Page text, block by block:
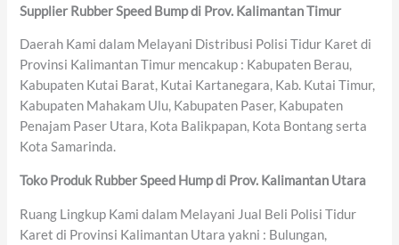
Supplier Rubber Speed Bump di Prov. Kalimantan Timur
Daerah Kami dalam Melayani Distribusi Polisi Tidur Karet di
Provinsi Kalimantan Timur mencakup : Kabupaten Berau,
Kabupaten Kutai Barat, Kutai Kartanegara, Kab. Kutai Timur,
Kabupaten Mahakam Ulu, Kabupaten Paser, Kabupaten
Penajam Paser Utara, Kota Balikpapan, Kota Bontang serta
Kota Samarinda.
Toko Produk Rubber Speed Hump di Prov. Kalimantan Utara
Ruang Lingkup Kami dalam Melayani Jual Beli Polisi Tidur
Karet di Provinsi Kalimantan Utara yakni : Bulungan,